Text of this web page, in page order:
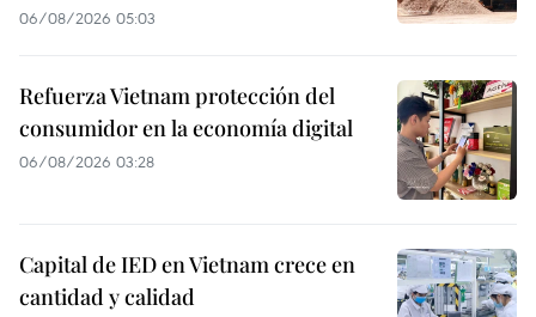
06/08/2026 05:03
Refuerza Vietnam protección del
consumidor en la economía digital
06/08/2026 03:28
Capital de IED en Vietnam crece en
cantidad y calidad